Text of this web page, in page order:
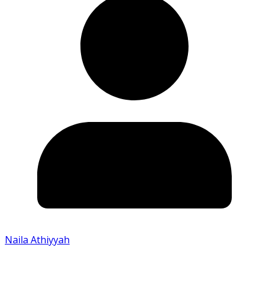
Naila Athiyyah